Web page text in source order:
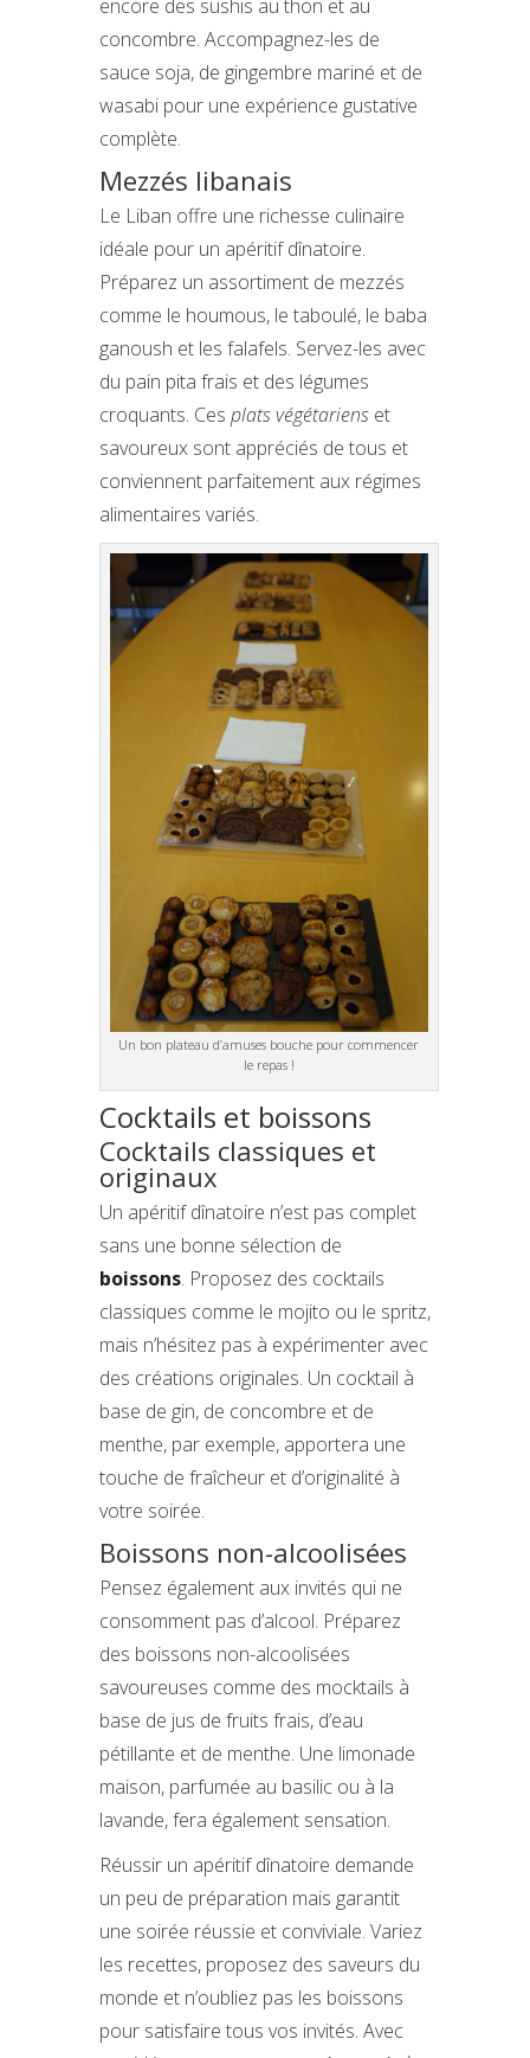
encore des sushis au thon et au
concombre. Accompagnez-les de
sauce soja, de gingembre mariné et de
wasabi pour une expérience gustative
complète.
Mezzés libanais
Le Liban offre une richesse culinaire
idéale pour un apéritif dînatoire.
Préparez un assortiment de mezzés
comme le houmous, le taboulé, le baba
ganoush et les falafels. Servez-les avec
du pain pita frais et des légumes
croquants. Ces plats végétariens et
savoureux sont appréciés de tous et
conviennent parfaitement aux régimes
alimentaires variés.
Un bon plateau d’amuses bouche pour commencer
le repas !
Cocktails et boissons
Cocktails classiques et
originaux
Un apéritif dînatoire n’est pas complet
sans une bonne sélection de
boissons. Proposez des cocktails
classiques comme le mojito ou le spritz,
mais n’hésitez pas à expérimenter avec
des créations originales. Un cocktail à
base de gin, de concombre et de
menthe, par exemple, apportera une
touche de fraîcheur et d’originalité à
votre soirée.
Boissons non-alcoolisées
Pensez également aux invités qui ne
consomment pas d’alcool. Préparez
des boissons non-alcoolisées
savoureuses comme des mocktails à
base de jus de fruits frais, d’eau
pétillante et de menthe. Une limonade
maison, parfumée au basilic ou à la
lavande, fera également sensation.
Réussir un apéritif dînatoire demande
un peu de préparation mais garantit
une soirée réussie et conviviale. Variez
les recettes, proposez des saveurs du
monde et n’oubliez pas les boissons
pour satisfaire tous vos invités. Avec